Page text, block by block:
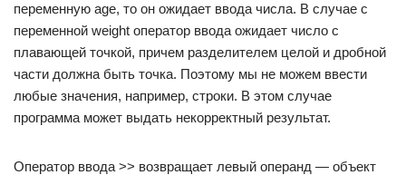
переменную age, то он ожидает ввода числа. В случае с
переменной weight оператор ввода ожидает число с
плавающей точкой, причем разделителем целой и дробной
части должна быть точка. Поэтому мы не можем ввести
любые значения, например, строки. В этом случае
программа может выдать некорректный результат.
Оператор ввода >> возвращает левый операнд — объект